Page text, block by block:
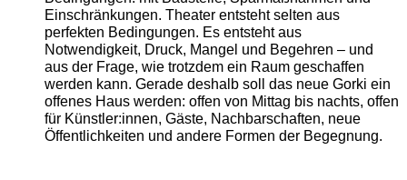
Einschränkungen. Theater entsteht selten aus
perfekten Bedingungen. Es entsteht aus
Notwendigkeit, Druck, Mangel und Begehren – und
aus der Frage, wie trotzdem ein Raum geschaffen
werden kann. Gerade deshalb soll das neue Gorki ein
offenes Haus werden: offen von Mittag bis nachts, offen
für Künstler:innen, Gäste, Nachbarschaften, neue
Öffentlichkeiten und andere Formen der Begegnung.